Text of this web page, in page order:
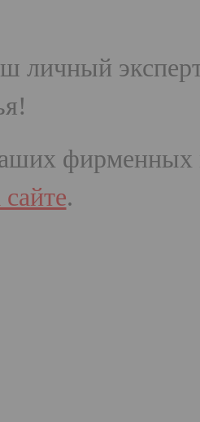
личный
фирменных
.